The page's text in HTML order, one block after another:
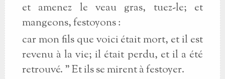
et amenez le veau gras, tuez-le; et
mangeons, festoyons :
car mon fils que voici était mort, et il est
revenu à la vie; il était perdu, et il a été
retrouvé. " Et ils se mirent à festoyer.